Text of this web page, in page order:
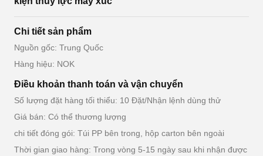
Chi tiết sản phẩm
Nguồn gốc: Trung Quốc
Hàng hiệu: NOK
Điều khoản thanh toán và vận chuyển
Số lượng đặt hàng tối thiểu: 10 Đặt/Nhận lệnh dùng thử
Giá bán: Có thể thương lượng
chi tiết đóng gói: Túi PP bên trong, hộp carton bên ngoài
Thời gian giao hàng: Trong vòng 5-15 ngày sau khi nhận được